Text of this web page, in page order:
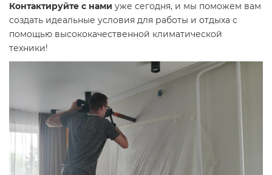
Контактируйте с нами уже сегодня, и мы поможем вам
создать идеальные условия для работы и отдыха с
помощью высококачественной климатической
техники!